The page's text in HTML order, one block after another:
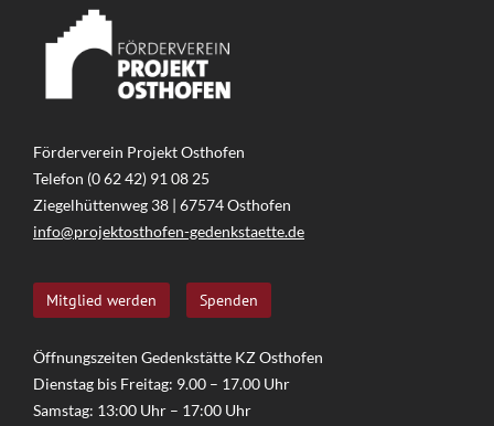
Förderverein Projekt Osthofen
Telefon (0 62 42) 91 08 25
Ziegelhüttenweg 38 | 67574 Osthofen
info@projektosthofen-gedenkstaette.de
Mitglied werden Spenden
Öffnungszeiten Gedenkstätte KZ Osthofen
Dienstag bis Freitag: 9.00 – 17.00 Uhr
Samstag: 13:00 Uhr – 17:00 Uhr